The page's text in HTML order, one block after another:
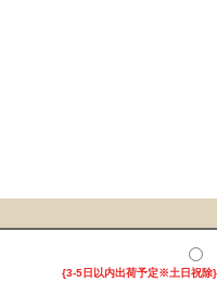
{3-5日以内出荷予定※土日祝除}